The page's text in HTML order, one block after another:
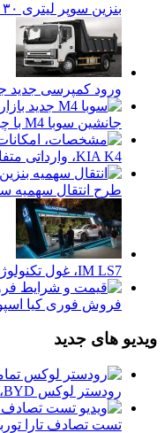
بنزین سوپر لیتری ۱۳۰ هزار تومان شد!
ورود کمپرسی جدید
جانشین سوبا M4 با چهره و پیشرانه ای متفاوت!
KIA K4، وارداتی متفاوت هرمس خودرو برای بازار ایران
طرح انتقال سهمیه
IM LS7، غول تکنولوژی خودرو های برقی ایران را در باشگاه انقلاب ببینید
فروش فوری کیا اسپورتیج ۲۰۲۵ با تحویل حداکثر ۲۰
ویدیو های جدید
رودستر لوکس BYD، در کلاس پورشه و فراری!
تست تصادف تارا